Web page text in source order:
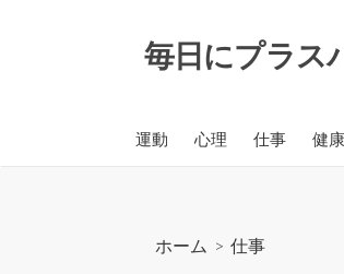
毎日にプラス
運動 心理 仕事 健康
ホーム > 仕事